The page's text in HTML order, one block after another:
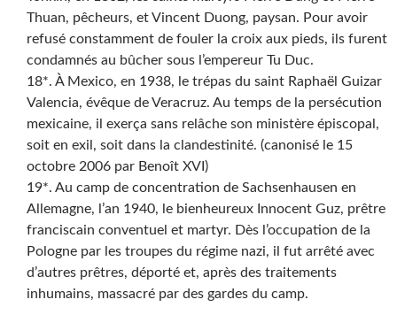
Thuan, pêcheurs, et Vincent Duong, paysan. Pour avoir
refusé constamment de fouler la croix aux pieds, ils furent
condamnés au bûcher sous l’empereur Tu Duc.
18*. À Mexico, en 1938, le trépas du saint Raphaël Guizar
Valencia, évêque de Veracruz. Au temps de la persécution
mexicaine, il exerça sans relâche son ministère épiscopal,
soit en exil, soit dans la clandestinité. (canonisé le 15
octobre 2006 par Benoît XVI)
19*. Au camp de concentration de Sachsenhausen en
Allemagne, l’an 1940, le bienheureux Innocent Guz, prêtre
franciscain conventuel et martyr. Dès l’occupation de la
Pologne par les troupes du régime nazi, il fut arrêté avec
d’autres prêtres, déporté et, après des traitements
inhumains, massacré par des gardes du camp.